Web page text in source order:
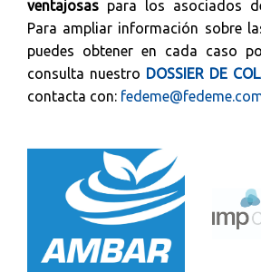
ventajosas para los asociados
Para ampliar información sobre
puedes obtener en cada caso
consulta nuestro DOSSIER DE
contacta con: